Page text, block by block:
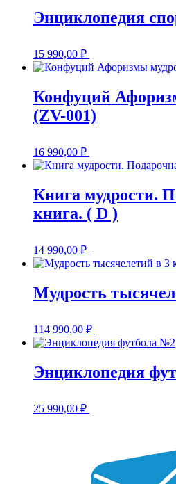
Энциклопедия
15 990,00 ₽
Конфуций
(ZV-001)
16 990,00 ₽
Книга мудрости.
книга. ( D )
14 990,00 ₽
Мудрость
114 990,00 ₽
Энциклопедия
25 990,00 ₽